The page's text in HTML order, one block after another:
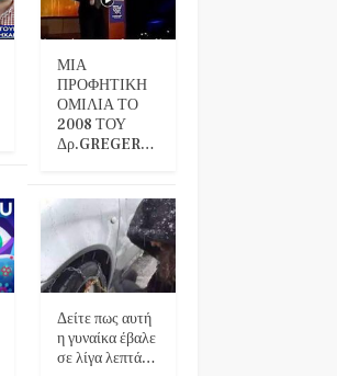
ΜΙΑ
ΠΡΟΦΗΤΙΚΗ
ΟΜΙΛΙΑ ΤΟ
2008 ΤΟΥ
Δρ.GREGER…
Δείτε πως αυτή
η γυναίκα έβαλε
σε λίγα λεπτά…